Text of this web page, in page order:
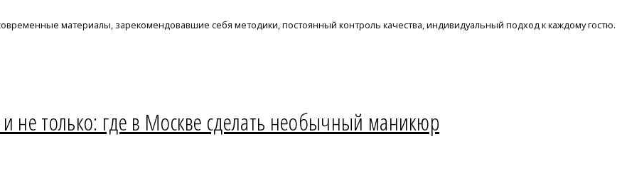
материалы, зарекомендовавшие себя методики, постоянный контроль качества, индивидуальный подход к каждому гостю.
не только: где в Москве сделать необычный маникюр